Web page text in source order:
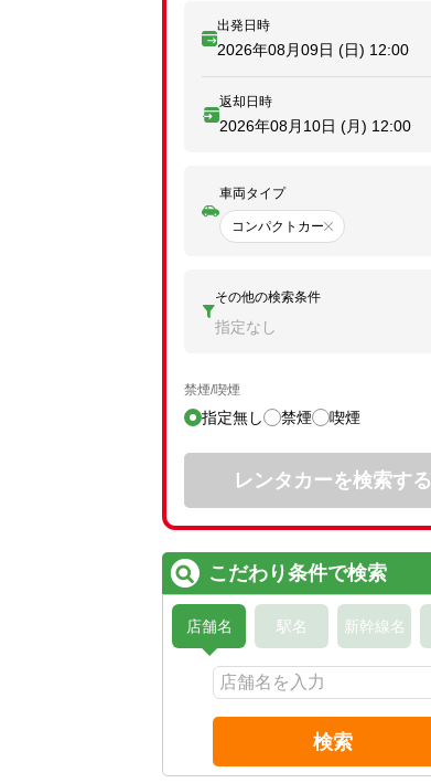
出発日時
2026年08月09日 (日) 12:00
返却日時
2026年08月10日 (月) 12:00
車両タイプ
コンパクトカー
その他の検索条件
指定なし
禁煙/喫煙
指定無し 禁煙 喫煙
レンタカーを検索する
こだわり条件で検索
店舗名 駅名 新幹線名
検索